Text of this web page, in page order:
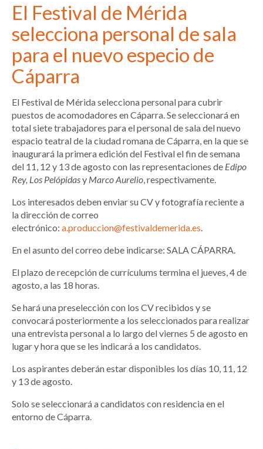
El Festival de Mérida
selecciona personal de sala
para el nuevo especio de
Cáparra
El Festival de Mérida selecciona personal para cubrir
puestos de acomodadores en Cáparra. Se seleccionará en
total siete trabajadores para el personal de sala del nuevo
espacio teatral de la ciudad romana de Cáparra, en la que se
inaugurará la primera edición del Festival el fin de semana
del 11, 12 y 13 de agosto con las representaciones de Edipo
Rey, Los Pelópidasy Marco Aurelio, respectivamente.
Los interesados deben enviar su CV y fotografía reciente a
la dirección de correo
electrónico: a.produccion@festivaldemerida.es.
En el asunto del correo debe indicarse: SALA CÁPARRA.
El plazo de recepción de currículums termina el jueves, 4 de
agosto, a las 18 horas.
Se hará una preselección con los CV recibidos y se
convocará posteriormente a los seleccionados para realizar
una entrevista personal a lo largo del viernes 5 de agosto en
lugar y hora que se les indicará a los candidatos.
Los aspirantes deberán estar disponibles los días 10, 11, 12
y 13 de agosto.
Solo se seleccionará a candidatos con residencia en el
entorno de Cáparra.